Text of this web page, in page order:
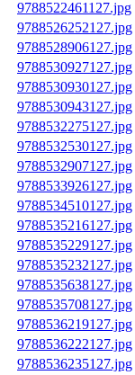
9788522461127.jpg
9788526252127.jpg
9788528906127.jpg
9788530927127.jpg
9788530930127.jpg
9788530943127.jpg
9788532275127.jpg
9788532530127.jpg
9788532907127.jpg
9788533926127.jpg
9788534510127.jpg
9788535216127.jpg
9788535229127.jpg
9788535232127.jpg
9788535638127.jpg
9788535708127.jpg
9788536219127.jpg
9788536222127.jpg
9788536235127.jpg